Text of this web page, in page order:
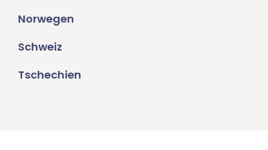
Norwegen
Schweiz
Tschechien